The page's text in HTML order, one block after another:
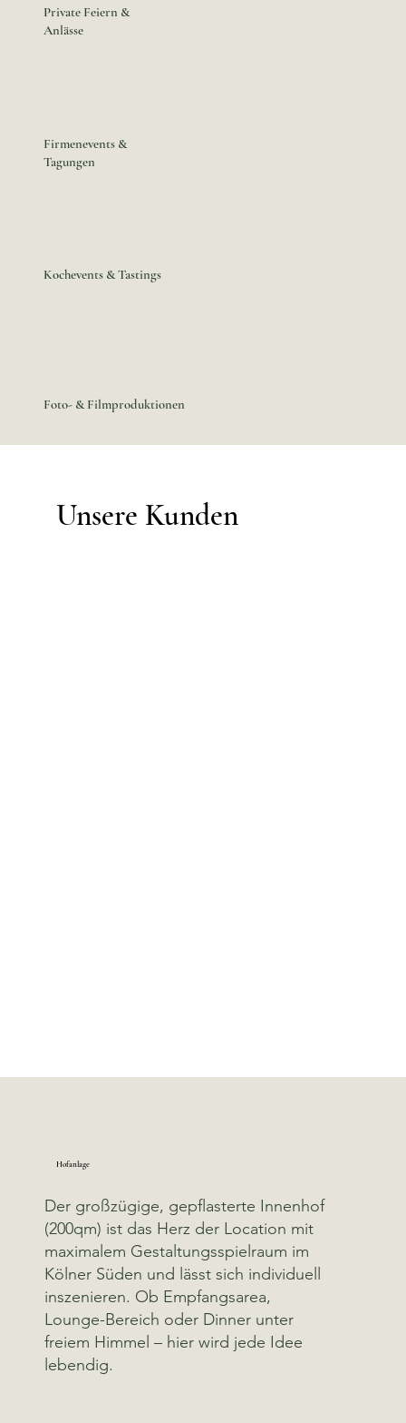
Private Feiern &
Anlässe
Firmenevents &
Tagungen
Kochevents & Tastings
Foto- & Filmproduktionen
Hofanlage
Der großzügige, gepflasterte Innenhof
(200qm) ist das Herz der Location mit
maximalem Gestaltungsspielraum im
Kölner Süden und lässt sich individuell
inszenieren. Ob Empfangsarea,
Lounge-Bereich oder Dinner unter
freiem Himmel – hier wird jede Idee
lebendig.
Unsere Kunden